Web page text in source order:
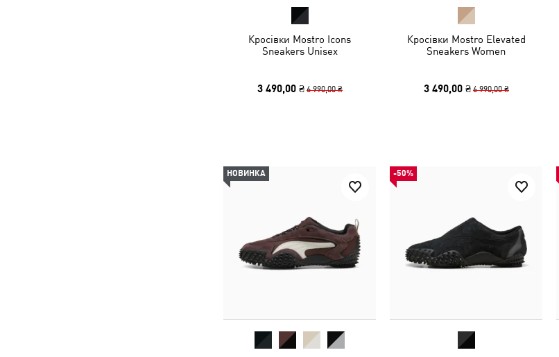
Кросівки Mostro Icons
Sneakers Unisex
3 490,00 ₴ 6 990,00 ₴
Кросівки Mostro Elevated
Sneakers Women
3 490,00 ₴ 6 990,00 ₴
НОВИНКА -50%